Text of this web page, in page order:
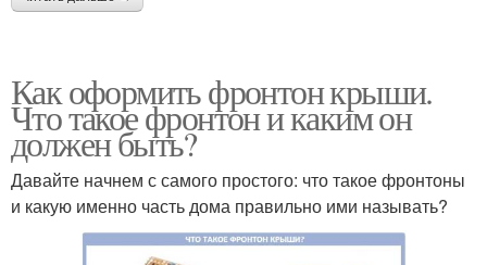
Как оформить фронтон крыши.
Что такое фронтон и каким он
должен быть?
Давайте начнем с самого простого: что такое фронтоны
и какую именно часть дома правильно ими называть?